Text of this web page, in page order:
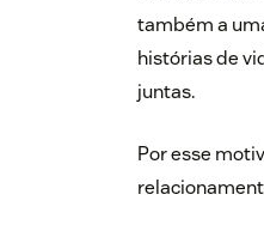
também a
histórias de
juntas.
Por esse